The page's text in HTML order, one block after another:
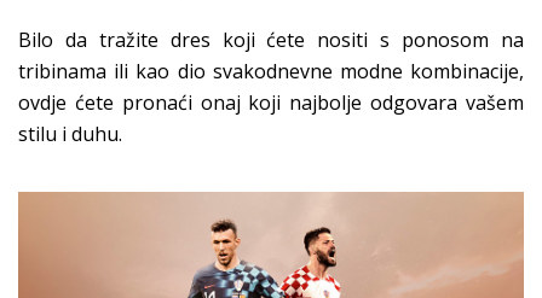
Bilo da tražite dres koji ćete nositi s ponosom na
tribinama ili kao dio svakodnevne modne kombinacije,
ovdje ćete pronaći onaj koji najbolje odgovara vašem
stilu i duhu.